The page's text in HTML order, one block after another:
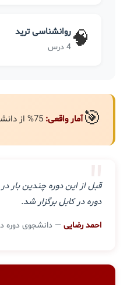
🧠روانشناسی ترید
4 درس
🎯آمار واقعی:
"
قبل از این دوره چندین بار
دوره در کابل برگزار شد.
احمد رضایی — دانشجوی دوره